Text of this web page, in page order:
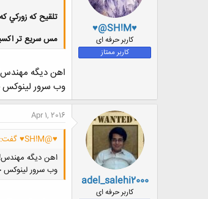
♥@SH!M♥
کاربر حرفه ای
کاربر ممتاز
تلقيح كه زوركي
مس سريع تر
اهن دیگه
وب سرور لینوکس
adel_salehi2000
کاربر حرفه ای
Apr 1, 2016
♥@SH!M♥ گفت:
اهن دیگه مهندس!
وب سرور لینوکس